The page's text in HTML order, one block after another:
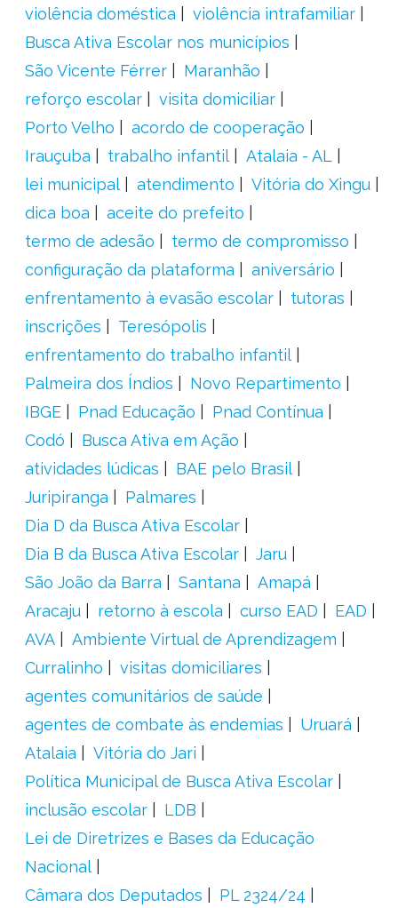
violência doméstica
violência intrafamiliar
Busca Ativa Escolar nos municípios
São Vicente Férrer
Maranhão
reforço escolar
visita domiciliar
Porto Velho
acordo de cooperação
Irauçuba
trabalho infantil
Atalaia - AL
lei municipal
atendimento
Vitória do Xingu
dica boa
aceite do prefeito
termo de adesão
termo de compromisso
configuração da plataforma
aniversário
enfrentamento à evasão escolar
tutoras
inscrições
Teresópolis
enfrentamento do trabalho infantil
Palmeira dos Índios
Novo Repartimento
IBGE
Pnad Educação
Pnad Contínua
Codó
Busca Ativa em Ação
atividades lúdicas
BAE pelo Brasil
Juripiranga
Palmares
Dia D da Busca Ativa Escolar
Dia B da Busca Ativa Escolar
Jaru
São João da Barra
Santana
Amapá
Aracaju
retorno à escola curso EAD
EAD
AVA
Ambiente Virtual de Aprendizagem
Curralinho
visitas domiciliares
agentes comunitários de saúde
agentes de combate às endemias
Uruará
Atalaia
Vitória do Jari
Política Municipal de Busca Ativa Escolar
inclusão escolar
LDB
Lei de Diretrizes e Bases da Educação
Nacional
Câmara dos Deputados
PL 2324/24